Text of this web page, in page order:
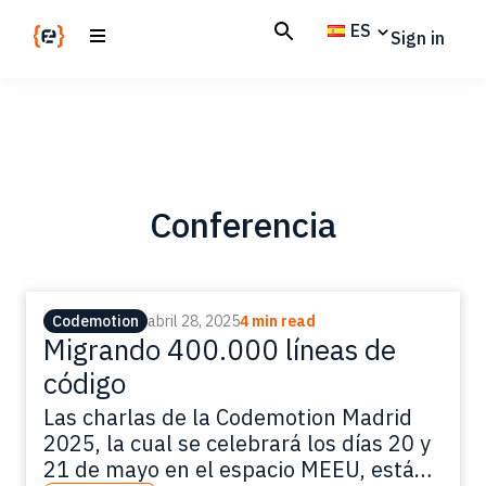
ES Sign in
Conferencia
Codemotion abril 28, 20254 min read
Migrando 400.000 líneas de
código
Las charlas de la Codemotion Madrid
2025, la cual se celebrará los días 20 y
21 de mayo en el espacio MEEU, están